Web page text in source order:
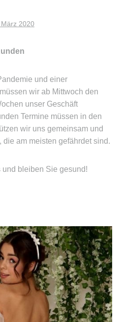
wir ab Mittwoch den
unser Geschäft
Termine müssen in den
wir uns gemeinsam und
am meisten gefährdet sind.